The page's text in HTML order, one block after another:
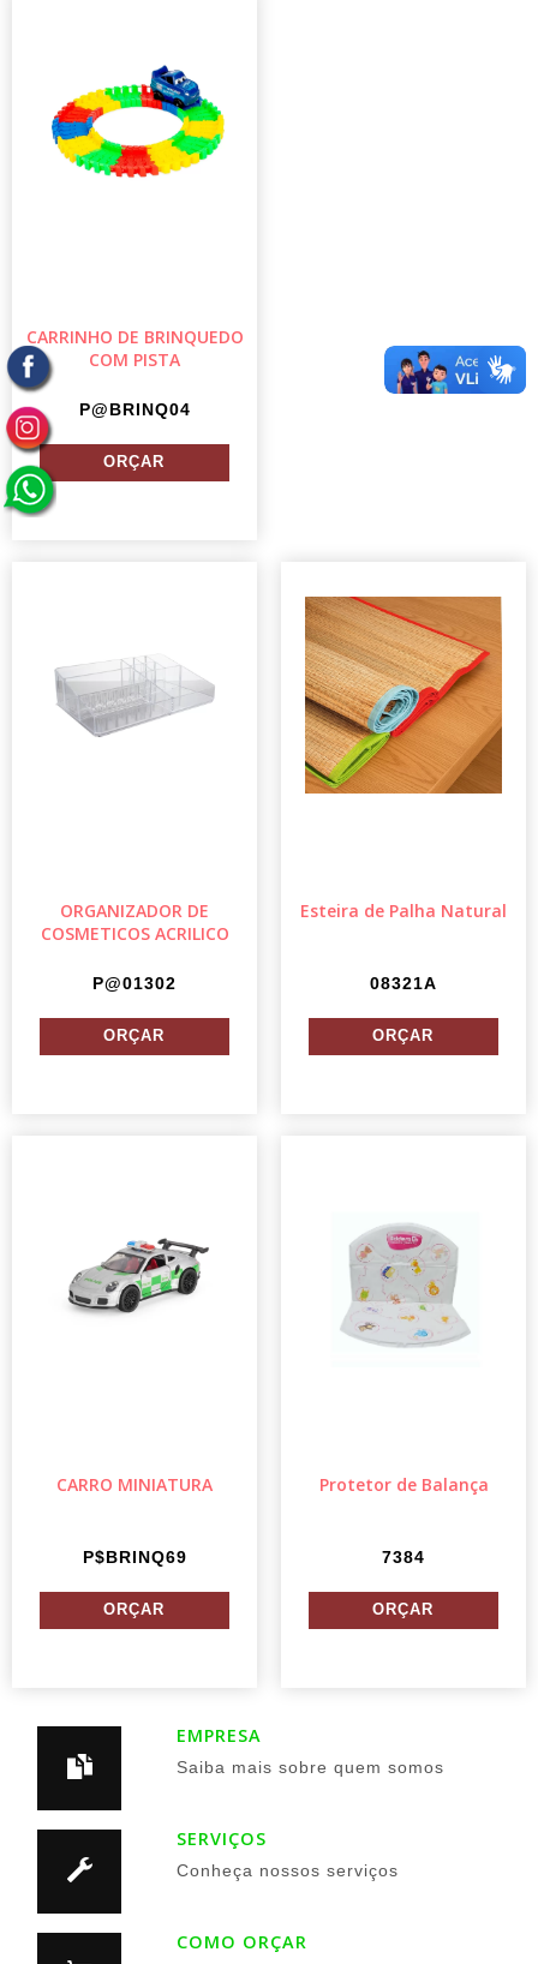
CARRINHO DE BRINQUEDO
COM PISTA
P@BRINQ04
ORGANIZADOR DE
COSMETICOS ACRILICO
P@01302
Esteira de Palha Natural
08321A
CARRO MINIATURA
P$BRINQ69
Protetor de Balança
7384
EMPRESA
Saiba mais sobre quem somos
SERVIÇOS
Conheça nossos serviços
COMO ORÇAR